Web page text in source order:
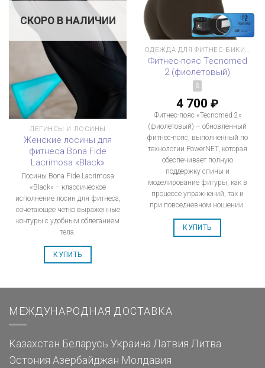
СКОРО В НАЛИЧИИ
ЛЕГИНСЫ И ЛОСИНЫ
Женские лосины для
фитнеса Bona Fide
Lacrimosa «Black»
Лосины Bona Fide Lacrimosa
«Black» – классическое
исполнение лосин для фитнеса,
сочетающее четко выраженные
контуры с удобным облеганием
тела.
КУПИТЬ
ОДЕЖДА ДЛЯ ФИТНЕС-БИКИНИ
Фитнес-пояс Tecnomed
2 (фиолетовый)
S
4 700 ₽
Фитнес-пояс «Tecnomed 2»
(фиолетовый) – обновленный
фитнес-пояс, выполненный по
технологии PowerNET, которая
обеспечивает полную
поддержку спины и
моделирование фигуры, как в
процессе упражнений, так и
при повседневном ношении.
КУПИТЬ
МЕЖДУНАРОДНАЯ ДОСТАВКА
Казахстан Беларусь Украина Латвия Литва
Эстония Азербайджан Молдавия